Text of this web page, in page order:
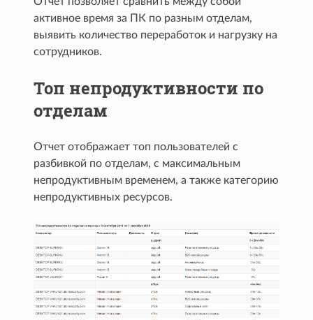
активное время за ПК по разным отделам,
выявить количество переработок и нагрузку на
сотрудников.
Топ непродуктивности по
отделам
Отчет отображает топ пользователей с
разбивкой по отделам, с максимальным
непродуктивным временем, а также категорию
непродуктивных ресурсов.